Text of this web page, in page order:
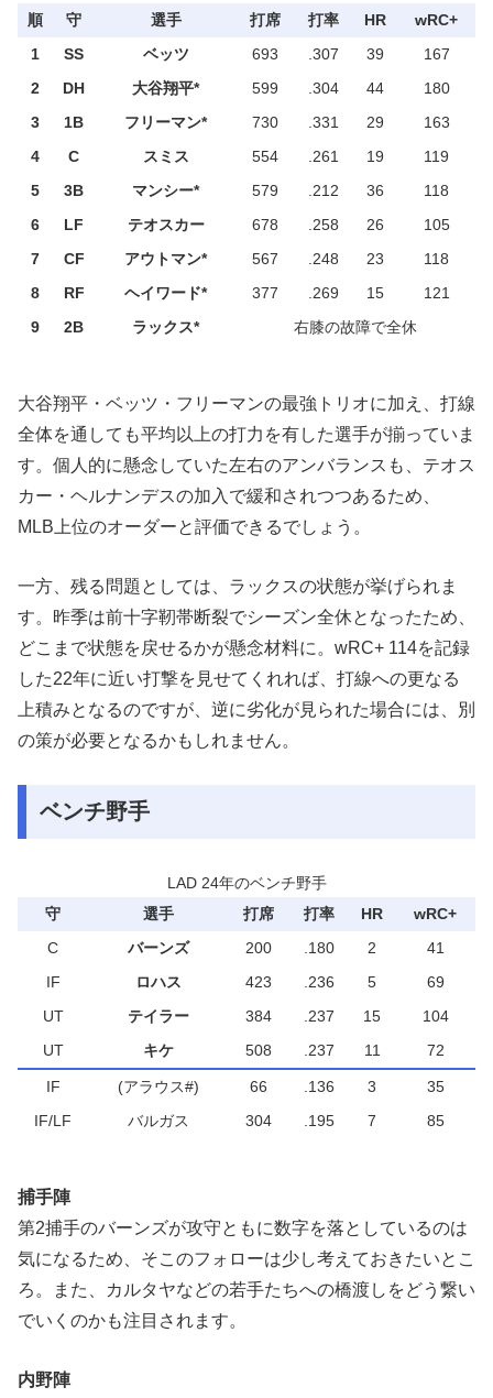
順
守 選手 打席 打率 HR
wRC+
1
SS ベッツ 693 .307 39
167
2
DH 大谷翔平* 599 .304 44
180
3
1B フリーマン* 730 .331 29
163
4
C スミス 554 .261 19
119
5
3B マンシー* 579 .212 36
118
6
LF テオスカー 678 .258 26
105
7
CF アウトマン* 567 .248 23
118
8
RF ヘイワード* 377 .269 15
121
9
2B ラックス* 右膝の故障で全休
大谷翔平・ベッツ・フリーマンの最強トリオに加え、打線
全体を通しても平均以上の打力を有した選手が揃っていま
す。個人的に懸念していた左右のアンバランスも、テオス
カー・ヘルナンデスの加入で緩和されつつあるため、
MLB上位のオーダーと評価できるでしょう。
一方、残る問題としては、ラックスの状態が挙げられま
す。昨季は前十字靭帯断裂でシーズン全休となったため、
どこまで状態を戻せるかが懸念材料に。wRC+ 114を記録
した22年に近い打撃を見せてくれれば、打線への更なる
上積みとなるのですが、逆に劣化が見られた場合には、別
の策が必要となるかもしれません。
ベンチ野手
LAD 24年のベンチ野手
守
選手 打席 打率 HR
wRC+
C
バーンズ 200 .180 2
41
IF
ロハス 423 .236 5
69
UT
テイラー 384 .237 15
104
UT
キケ 508 .237 11 72
IF (アラウス#) 66 .136 3
35
IF/LF
バルガス 304 .195 7 85
捕手陣
第2捕手のバーンズが攻守ともに数字を落としているのは
気になるため、そこのフォローは少し考えておきたいとこ
ろ。また、カルタヤなどの若手たちへの橋渡しをどう繋い
でいくのかも注目されます。
内野陣